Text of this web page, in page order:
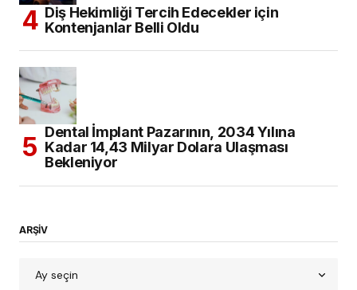
Diş Hekimliği Tercih Edecekler için
Kontenjanlar Belli Oldu
Dental İmplant Pazarının, 2034 Yılına
Kadar 14,43 Milyar Dolara Ulaşması
Bekleniyor
ARŞİV